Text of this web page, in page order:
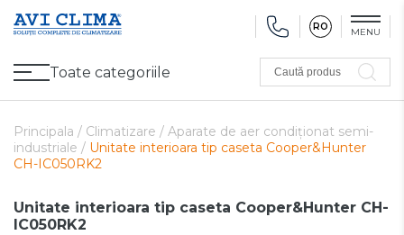
RO MENU
Toate categoriile
Climatizare
Ventilare
Caută produs
Principala / Climatizare / Aparate de aer condiționat semi-
industriale / Unitate interioara tip caseta Cooper&Hunter
CH-IC050RK2
Unitate interioara tip caseta Cooper&Hunter CH-
IC050RK2